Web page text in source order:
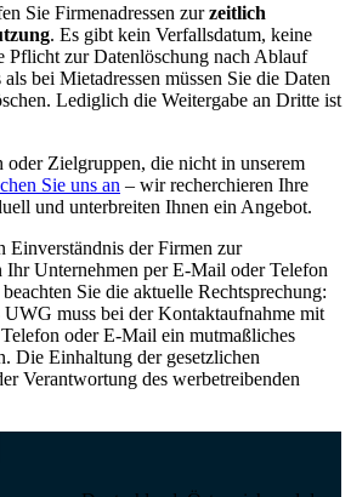
Sie Firmenadressen zur zeitlich
. Es gibt kein Verfallsdatum, keine
Pflicht zur Datenlöschung nach Ablauf
bei Mietadressen müssen Sie die Daten
Lediglich die Weitergabe an Dritte ist
oder Zielgruppen, die nicht in unserem
Sie uns an – wir recherchieren Ihre
und unterbreiten Ihnen ein Angebot.
Einverständnis der Firmen zur
Unternehmen per E-Mail oder Telefon
Sie die aktuelle Rechtsprechung:
muss bei der Kontaktaufnahme mit
oder E-Mail ein mutmaßliches
Die Einhaltung der gesetzlichen
Verantwortung des werbetreibenden